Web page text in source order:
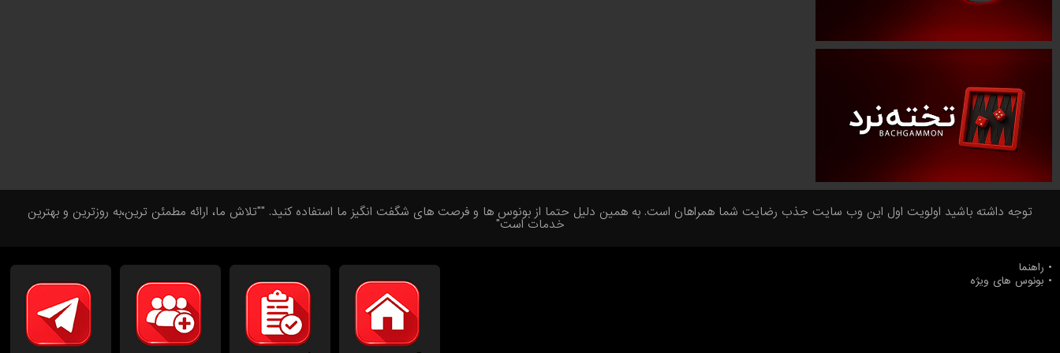
توجه داشته باشید اولویت اول این وب سایت جذب رضایت شما همراهان است. به همین دلیل حتما از بونوس ها و فرصت های شگفت انگیز ما استفاده کنید. ""تلاش ما، ارائه مطمئن ترین،به روزترین و بهترین
خدمات است"
راهنما
بونوس های ویژه